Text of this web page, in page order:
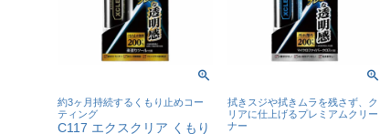
約3ヶ月持続するくもり止めコー
ティング
C117 エクスクリア くもり
拭きスジや拭きムラを残さず、ク
リアに仕上げるプレミアムクリー
ナー